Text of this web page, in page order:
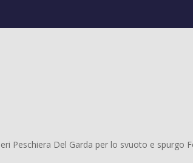
Peschiera Del Garda per lo svuoto e